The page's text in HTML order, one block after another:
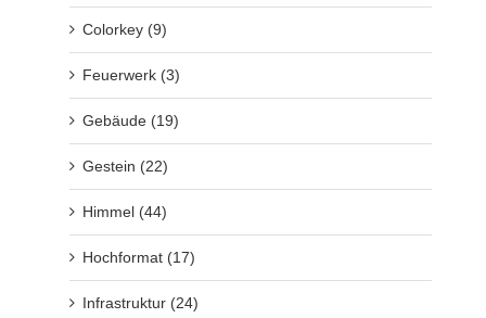
Colorkey (9)
Feuerwerk (3)
Gebäude (19)
Gestein (22)
Himmel (44)
Hochformat (17)
Infrastruktur (24)